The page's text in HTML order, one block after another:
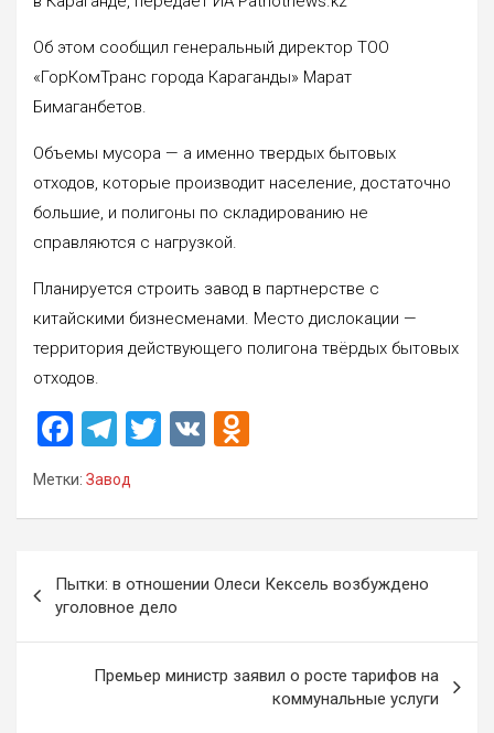
Об этом сообщил генеральный директор ТОО
«ГорКомТранс города Караганды» Марат
Бимаганбетов.
Объемы мусора — а именно твердых бытовых
отходов, которые производит население, достаточно
большие, и полигоны по складированию не
справляются с нагрузкой.
Планируется строить завод в партнерстве с
китайскими бизнесменами. Место дислокации —
территория действующего полигона твёрдых бытовых
отходов.
F
a
ce
o
o
k
T
e
a
m
T
V
kl
ss
ni
ki
Метки: Завод
по
записям
Пытки: в отношении Олеси Кексель возбуждено
уголовное дело
Премьер министр заявил о росте тарифов на
коммунальные услуги